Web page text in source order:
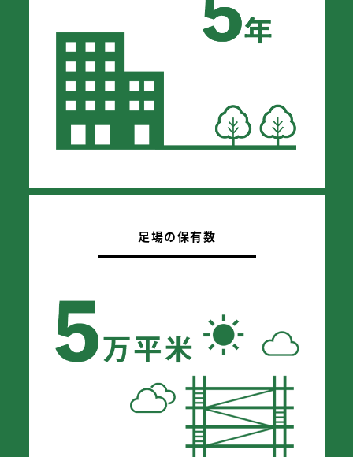
足場の保有数